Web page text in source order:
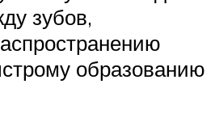
зубов,
образованию